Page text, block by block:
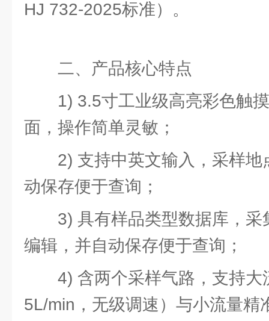
HJ 732-2025标准）。
二、产品核心特点
1) 3.5寸工业级高亮彩色触
面，操作简单灵敏；
2) 支持中英文输入，采样
动保存便于查询；
3) 具有样品类型数据库，
编辑，并自动保存便于查询；
4) 含两个采样气路，支持
5L/min，无级调速）与小流量精